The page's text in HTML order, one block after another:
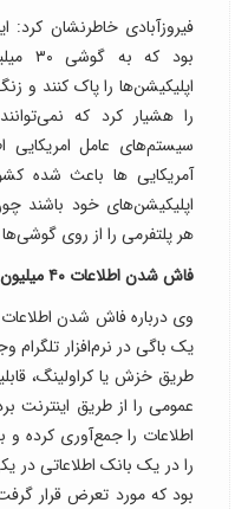
فیروزآبادی خاطرنشان کرد:
بود
اپلیکیشن‌ها را پاک کنند و
را هشیار کرد که
سیستم‌های عامل امریکایی
آمریکایی ها باعث شده
اپلیکیشن‌های خود باشند
هر پلتفرمی را از روی
فاش شدن اطلاعات ۴۰ میلیون کاربر به دلیل باگ تلگرامی
یک باگی در نرم‌افزار
طریق خزش یا کراولینگ،
عمومی را از طریق اینترنت
اطلاعات را جمع‌آوری کرده
را در یک بانک اطلاعاتی در
بود که مورد تعرض قرار